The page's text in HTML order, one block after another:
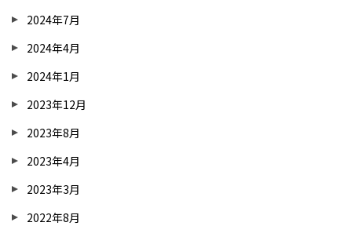
2024年7月
2024年4月
2024年1月
2023年12月
2023年8月
2023年4月
2023年3月
2022年8月